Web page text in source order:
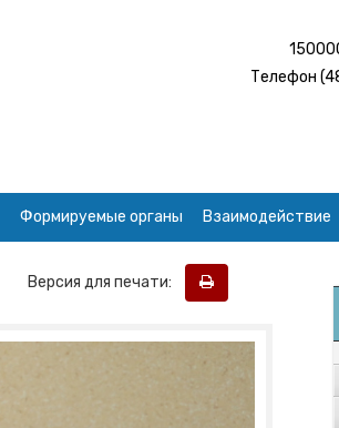
Телефон
Формируемые органы Взаимодействие
Версия для печати: